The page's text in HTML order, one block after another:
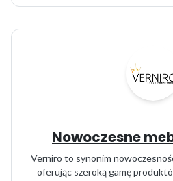
Nowoczesne
Verniro to synonim
oferując szeroką gamę